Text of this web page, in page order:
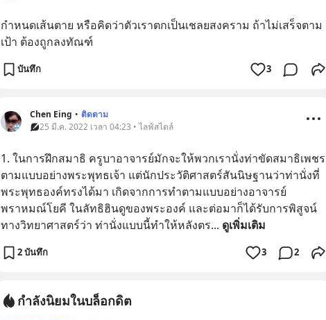
กำหนดเส้นตาย หรือคิดว่าตัวเราตกเป็นเชลยสงคราม ถ้าไม่เสร็จตาม
เป้า ต้องถูกลงทัณฑ์
บันทึก 3
Chen Eing • ติดตาม
25 มี.ค. 2022 เวลา 04:23 • ไลฟ์สไตล์
1. ในการฝึกสมาธิ ครูบาอาจารย์มักจะให้พวกเรานั่งท่าขัดสมาธิเพชร
ตามแบบอย่างพระพุทธเจ้า แต่นักประวัติศาสตร์สันนิษฐานว่าท่านั่งที่
พระพุทธองค์ทรงได้มา เกิดจากการทำตามแบบอย่างอาจารย์
พราหมณ์โยคี ในลัทธิฮินดูของพระองค์ และต่อมาก็ได้รับการพิสูจน์
ทางวิทยาศาสตร์ว่า ท่านั่งแบบนี้ทำให้หลังตร... ดูเพิ่มเติม
2 บันทึก 3 2
กำลังนิยมในบล็อกดิต